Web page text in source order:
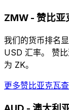
ZMW - 赞比亚
我们的货币排名
USD 汇率。 赞
为 ZK。
更多赞比亚克瓦